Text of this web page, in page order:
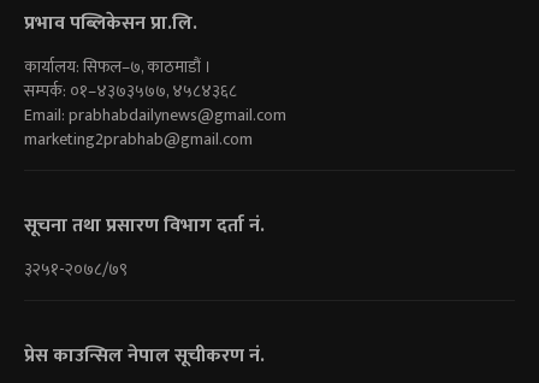
प्रभाव पब्लिकेसन प्रा.लि.
कार्यालय: सिफल–७, काठमाडौं ।
सम्पर्क: ०१–४३७३५७७, ४५८४३६८
Email:prabhabdailynews@gmail.com
marketing2prabhab@gmail.com
सूचना तथा प्रसारण विभाग दर्ता नं.
३२५१-२०७८/७९
प्रेस काउन्सिल नेपाल सूचीकरण नं.